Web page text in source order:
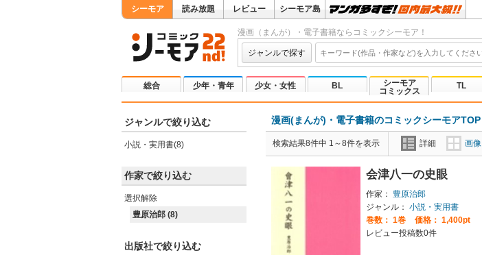
シーモア 読み放題 レビュー シーモア島
漫画（まんが）・電子書籍ならコミックシーモア！
ジャンルで探す
総合 少年・青年 少女・女性 BL
シーモア
コミックス
TL
ジャンルで絞り込む
小説・実用書(8)
作家で絞り込む
選択解除
豊原治郎 (8)
出版社で絞り込む
漫画(まんが)・電子書籍のコミックシーモアTOP
検索結果8件中 1～8件を表示 詳細 画像
会津八一の史眼
作家：
豊原治郎
ジャンル： 小説・実用書
巻数： 1巻
価格： 1,400pt
レビュー投稿数0件